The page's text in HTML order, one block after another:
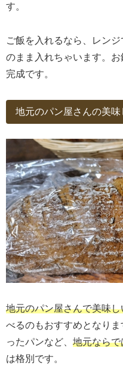
す。
ご飯を入れるなら、レン
のまま入れちゃいます。
完成です。
地元のパン屋さんの美味
地元のパン屋さんで美味し
べるのもおすすめとなり
ったパンなど、 地元なら
は格別です。